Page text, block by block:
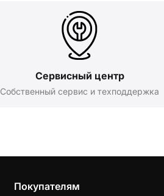
Сервисный центр
Собственный сервис и техподдержка
Покупателям